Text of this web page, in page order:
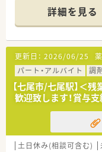
■研修制度は様
講可能な研修も
■店舗で活躍する
となる従業員な
を用意されてい
■総合薬剤師・調
の働き方を選択で
■調剤併設型だけ
地内薬局」「訪問
ます
■在宅医療にも
50店舗以上、無
■「プラチナくる
法人部門）認定」
詳細を見る
更新日： 2026/06/25
パート・アルバイト
調
【七尾市/七尾駅】＜
歓迎致します！賞与
土日休み(相談可含む)